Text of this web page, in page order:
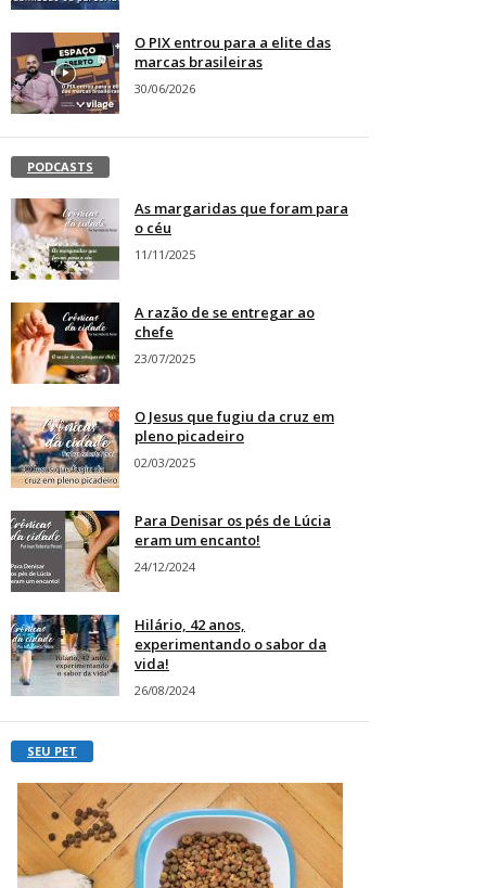
O PIX entrou para a elite das
marcas brasileiras
30/06/2026
PODCASTS
As margaridas que foram para
o céu
11/11/2025
A razão de se entregar ao
chefe
23/07/2025
O Jesus que fugiu da cruz em
pleno picadeiro
02/03/2025
Para Denisar os pés de Lúcia
eram um encanto!
24/12/2024
Hilário, 42 anos,
experimentando o sabor da
vida!
26/08/2024
SEU PET